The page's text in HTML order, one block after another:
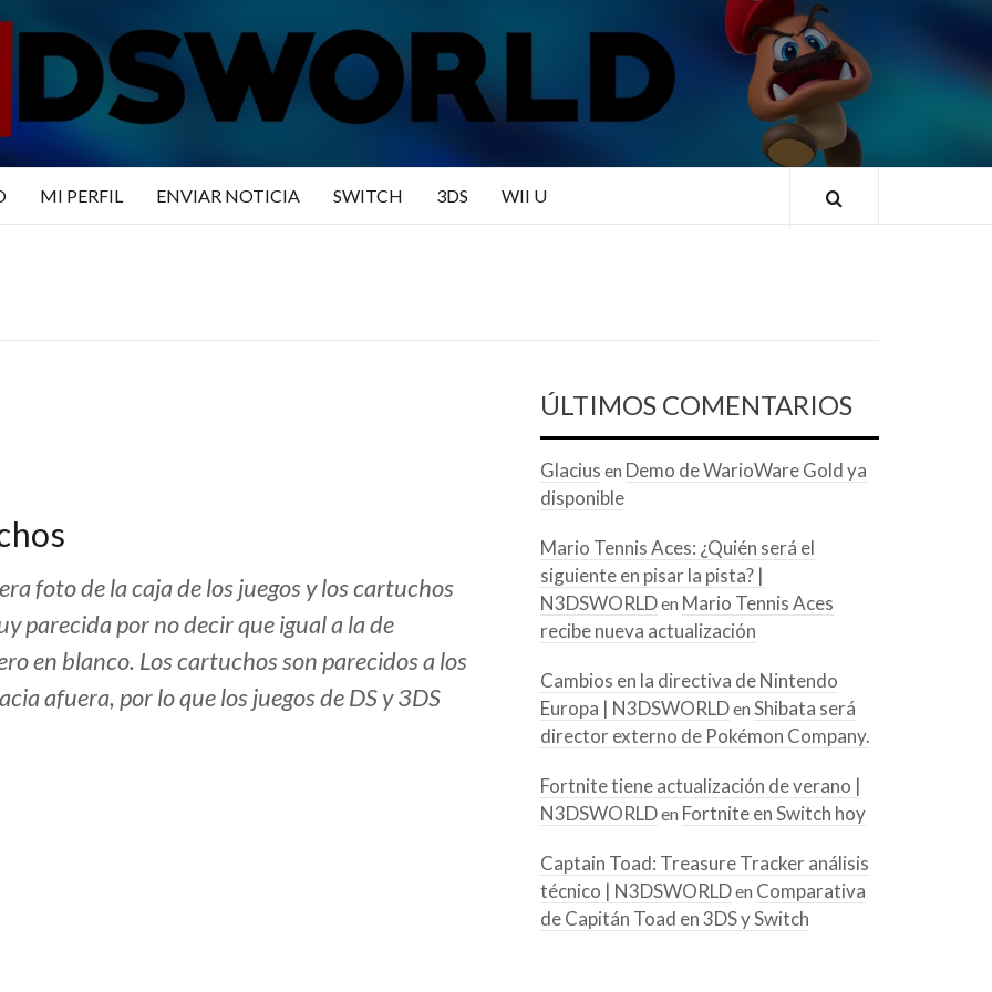
N3DSWORLD
MI PERFIL ENVIAR NOTICIA SWITCH 3DS WII U
foto de la caja de los juegos y los cartuchos
parecida por no decir que igual a la de
en blanco. Los cartuchos son parecidos a los
afuera, por lo que los juegos de DS y 3DS
ÚLTIMOS COMENTARIOS
Glacius en Demo de WarioWare Gold ya
disponible
Mario Tennis Aces: ¿Quién será el
siguiente en pisar la pista? |
N3DSWORLDen Mario Tennis Aces
recibe nueva actualización
Cambios en la directiva de Nintendo
Europa | N3DSWORLDen Shibata será
director externo de Pokémon Company.
Fortnite tiene actualización de verano |
N3DSWORLDen Fortnite en Switch hoy
Captain Toad: Treasure Tracker análisis
técnico | N3DSWORLDen Comparativa
de Capitán Toad en 3DS y Switch